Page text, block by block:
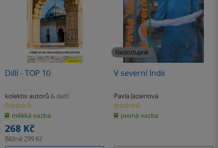
Dillí - TOP 10
kolektiv autorů & další
0.0
z
5
hvězdiček
měkká vazba
268 Kč
Běžně299 Kč
Nedostupné
V severní Indii
Pavla Jazairiová
0.0
z
5
hvězdiček
pevná vazba